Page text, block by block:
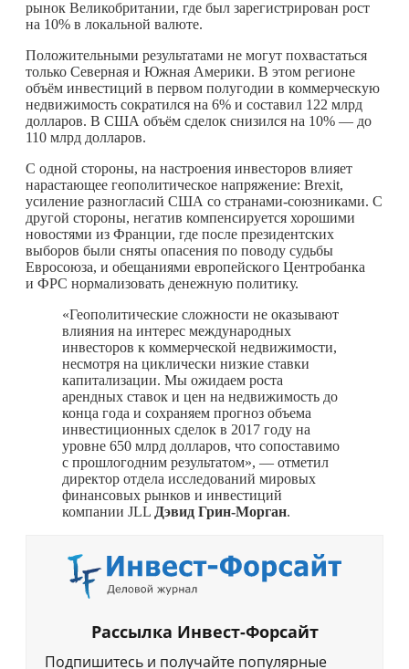
рынок Великобритании, где был зарегистрирован рост
на 10% в локальной валюте.
Положительными результатами не могут похвастаться
только Северная и Южная Америки. В этом регионе
объём инвестиций в первом полугодии в коммерческую
недвижимость сократился на 6% и составил 122 млрд
долларов. В США объём сделок снизился на 10% — до
110 млрд долларов.
С одной стороны, на настроения инвесторов влияет
нарастающее геополитическое напряжение: Brexit,
усиление разногласий США со странами-союзниками. С
другой стороны, негатив компенсируется хорошими
новостями из Франции, где после президентских
выборов были сняты опасения по поводу судьбы
Евросоюза, и обещаниями европейского Центробанка
и ФРС нормализовать денежную политику.
«Геополитические сложности не оказывают
влияния на интерес международных
инвесторов к коммерческой недвижимости,
несмотря на циклически низкие ставки
капитализации. Мы ожидаем роста
арендных ставок и цен на недвижимость до
конца года и сохраняем прогноз объема
инвестиционных сделок в 2017 году на
уровне 650 млрд долларов, что сопоставимо
с прошлогодним результатом», — отметил
директор отдела исследований мировых
финансовых рынков и инвестиций
компании JLL Дэвид Грин-Морган.
Рассылка Инвест-Форсайт
Подпишитесь и получайте популярные